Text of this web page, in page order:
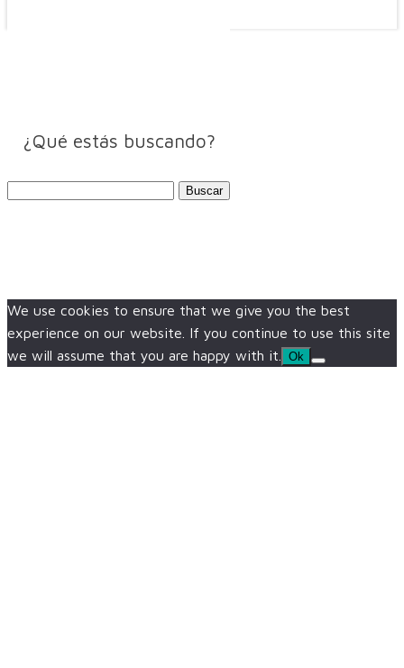
¿Qué estás buscando?
We use cookies to ensure that we give you the best
experience on our website. If you continue to use this site
we will assume that you are happy with it.
Ok